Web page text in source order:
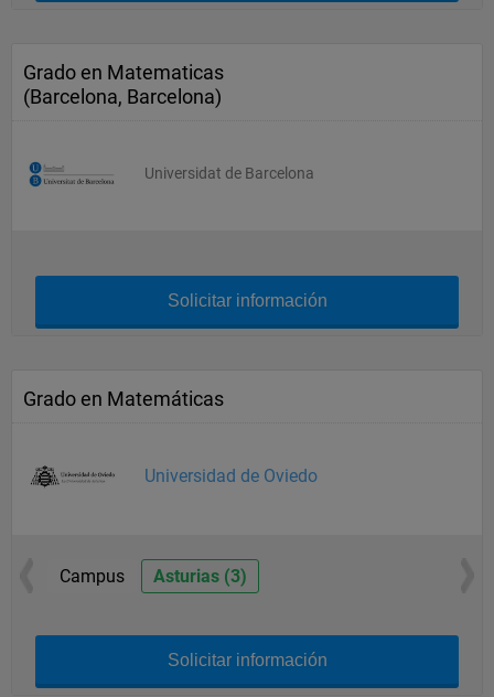
Grado en Matematicas
(Barcelona, Barcelona)
Universidat de Barcelona
Solicitar información
Grado en Matemáticas
Universidad de Oviedo
Campus Asturias (3)
Solicitar información